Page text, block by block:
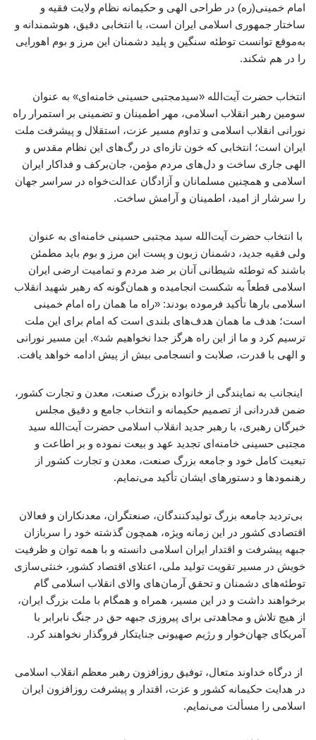
امام خمینی(ره) در طراحی الهی و حکیمانه نظام ولایت فقیه و
ساختار جمهوری اسلامی ایران است، با انتخابی دقیق، هوشمندانه و
به‌موقع توانست توطئه سنگین و پلید دشمنان این مرز و بوم اهورایی
را در هم شکند.
انتخاب حضرت آیت‌الله «سیدمجتبی حسینی خامنه‌ای» به عنوان
سومین رهبر انقلاب اسلامی، مهر اطمینان و تضمینی بر استمرار راه
نورانی انقلاب اسلامی و تداوم مسیر عزت، استقلال و پیشرفت ملت
ایران است؛ انتخابی که خون تازه‌ای در رگ‌های این نظام مقدس و
الهی جاری ساخت و دل‌های مردم مؤمن، جان‌برکف و فداکار ایران
اسلامی و همچنین مسلمانان و آزادگان عدالت‌خواه در سراسر جهان
را سرشار از امید، اطمینان و آرامش ساخت.
با انتخاب حضرت آیت‌الله سید مجتبی حسینی خامنه‌ای به عنوان
ولی فقیه جدید، دشمنان زبون و پست این مرز و بوم باید مطمئن
باشند که توطئه شیطانی آنان بر ضد مردم و تمامیت ارضی ایران
اسلامی قطعاً به شکست انجامیده و همان‌گونه که رهبر شهید انقلاب
اسلامی بارها تأکید فرموده بودند: «راه ما همان راه امام خمینی
است؛ هدف ما همان هدف‌های بلندی است که امام برای این ملت
ترسیم کرد و ما از این راه هرگز جدا نخواهیم شد». این مسیر نورانی
و الهی با قدرت، صلابت و انسجامی بیش از پیش ادامه خواهد یافت.
اینجانب به نمایندگی از خانواده بزرگ صنعت، معدن و تجارت کشور،
ضمن قدردانی از تصمیم حکیمانه و انتخاب جامع و دقیق مجلس
خبرگان رهبری، با رهبر جدید انقلاب اسلامی حضرت آیت‌الله سید
مجتبی حسینی خامنه‌ای تجدید عهد و بیعت نموده و بر اطاعت و
تبعیت کامل خود و جامعه بزرگ صنعت، معدن و تجارت کشور از
رهنمودها و دستورهای ایشان تأکید می‌نمایم.
بی‌تردید جامعه بزرگ تولیدکنندگان، صنعتگران، معدنکاران و فعالان
اقتصادی کشور در این زمانه ویژه، همچون گذشته خود را سربازان
جبهه پیشرفت و اقتدار ایران اسلامی دانسته و با همه توان و ظرفیت
خویش در مسیر تقویت تولید ملی، اعتلای اقتصاد کشور، خنثی‌سازی
توطئه‌های دشمنان و تحقق آرمان‌های والای انقلاب اسلامی گام
برخواهند داشت و در این مسیر، همراه و همگام با ملت بزرگ ایران،
از هیچ تلاش و مجاهدتی برای پیروزی جبهه حق در جنگ نابرابر با
آمریکای جهان‌خوار و رژیم صهیونی جنایتکار فروگذار نخواهند کرد.
از درگاه خداوند متعال، توفیق روزافزون رهبر معظم انقلاب اسلامی
در هدایت حکیمانه کشور و عزت، اقتدار و پیشرفت روزافزون ایران
اسلامی را مسألت می‌نمایم.